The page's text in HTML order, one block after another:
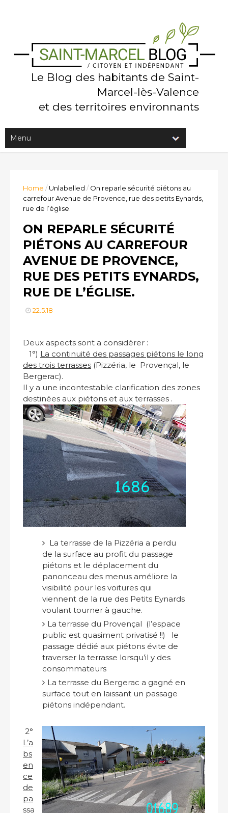
Le Blog des habitants de Saint-
Marcel-lès-Valence
et des territoires environnants
Home /Unlabelled / On reparle sécurité piétons au
carrefour Avenue de Provence, rue des petits Eynards,
rue de l’église.
ON REPARLE SÉCURITÉ
PIÉTONS AU CARREFOUR
AVENUE DE PROVENCE,
RUE DES PETITS EYNARDS,
RUE DE L’ÉGLISE.
22.5.18
Deux aspects sont a considérer :
1°) La continuité des passages piétons le long
des trois terrasses (Pizzéria, le Provençal, le
Bergerac).
Il y a une incontestable clarification des zones
destinées aux piétons et aux terrasses .
La terrasse de la Pizzéria a perdu
de la surface au profit du passage
piétons et le déplacement du
panonceau des menus améliore la
visibilité pour les voitures qui
viennent de la rue des Petits Eynards
voulant tourner à gauche.
La terrasse du Provençal (l’espace
public est quasiment privatisé !!) le
passage dédié aux piétons évite de
traverser la terrasse lorsqu’il y des
consommateurs
La terrasse du Bergerac a gagné en
surface tout en laissant un passage
piétons indépendant.
2°
L’a
bs
en
ce
de
pa
ssa